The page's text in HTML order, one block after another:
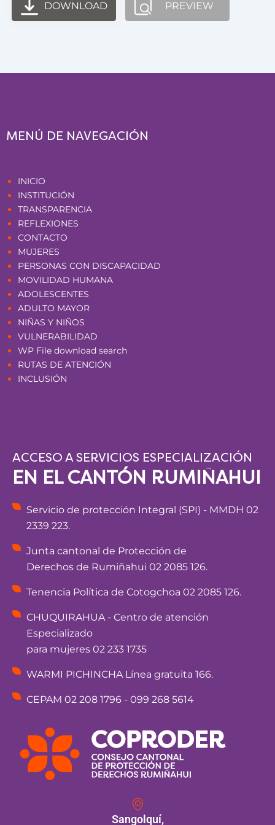
DOWNLOAD PREVIEW
MENÚ DE NAVEGACIÓN
INICIO
INSTITUCIÓN
TRANSPARENCIA
REFLEXIONES
CONTACTO
MUJERES
PERSONAS CON DISCAPACIDAD
MOVILIDAD HUMANA
ADOLESCENTES
ADULTO MAYOR
NIÑAS Y NIÑOS
VULNERABILIDAD
WP File download search
RUTAS DE ATENCIÓN
INCLUSIÓN
ACCESO A SERVICIOS ESPECIALIZACIÓN
EN EL CANTÓN RUMIÑAHUI
Servicio de protección Integral (SPI) - MMDH 02
2339 223.
Junta cantonal de Protección de
Derechos de Rumiñahui 02 2085 126.
Tenencia Política de Cotogchoa 02 2085 126.
CHUQUIRAHUA - Centro de atención
Especializado
para mujeres 02 233 1735
WARMI PICHINCHA Línea gratuita 166.
CEPAM 02 208 1796 - 099 268 5614
Sangolquí,